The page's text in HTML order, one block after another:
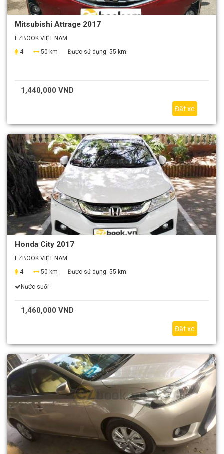
Mitsubishi Attrage 2017
EZBOOK VIỆT NAM
4
50 km Được sử dụng: 55 km
1,440,000 VND
Đặt xe
Honda City 2017
EZBOOK VIỆT NAM
4
50 km Được sử dụng: 55 km
Nước suối
1,460,000 VND
Đặt xe